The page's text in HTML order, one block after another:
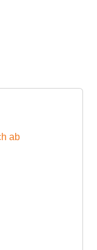
ab